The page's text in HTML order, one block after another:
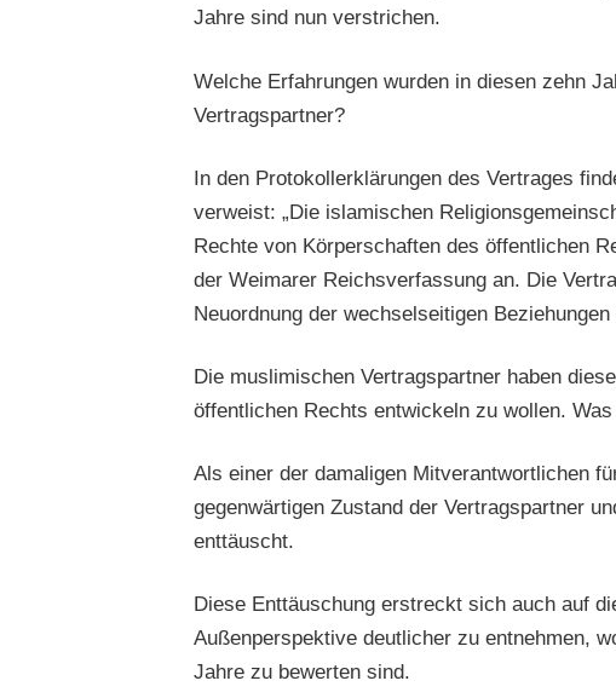
Jahre sind nun verstrichen.
Welche Erfahrungen wurden in diesen zehn
Vertragspartner?
In den Protokollerklärungen des Vertrages
verweist: „Die islamischen
Rechte von Körperschaften des öffentlichen
der Weimarer Reichsverfassung an. Die
Neuordnung der wechselseitigen
Die muslimischen Vertragspartner haben
öffentlichen Rechts entwickeln zu wollen.
Als einer der damaligen Mitverantwortlichen
gegenwärtigen Zustand der Vertragspartner
enttäuscht.
Diese Enttäuschung erstreckt sich auch auf
Außenperspektive deutlicher zu entnehmen,
Jahre zu bewerten sind.